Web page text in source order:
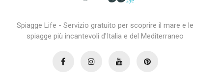
Spiagge Life - Servizio gratuito per scoprire il mare e le
spiagge più incantevoli d'Italia e del Mediterraneo